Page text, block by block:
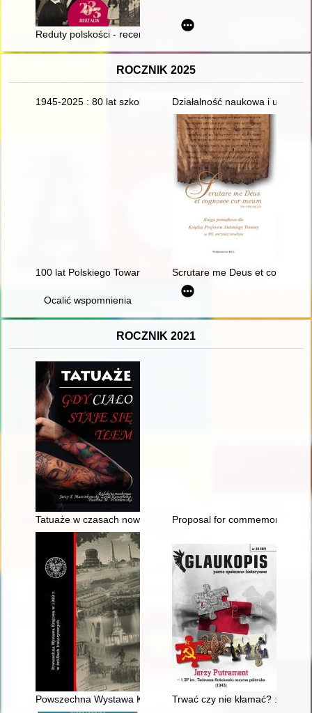
Reduty polskości - recenzja]
ROCZNIK 2025
1945-2025 : 80 lat szkolnictwa leśnego w Goraju : monografia
Działalność naukowa i
100 lat Polskiego Towarzystwa Teologicznego 1924-2024 :
Scrutare me Deus et
Ocalić wspomnienia
ROCZNIK 2021
Tatuaże w czasach nowożytnych : znaczenie w różnych
Proposal for commemoration
Powszechna Wystawa Krajowa w 1929 r. w źródłach
Trwać czy nie kłamać? :